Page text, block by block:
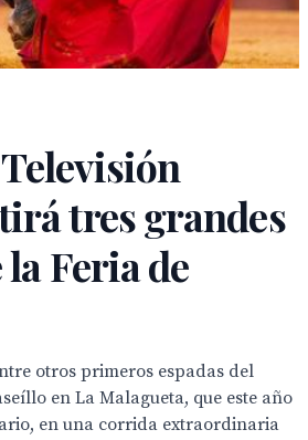
tres grandes
Feria de
otros primeros espadas del
en La Malagueta, que este año
en una corrida extraordinaria